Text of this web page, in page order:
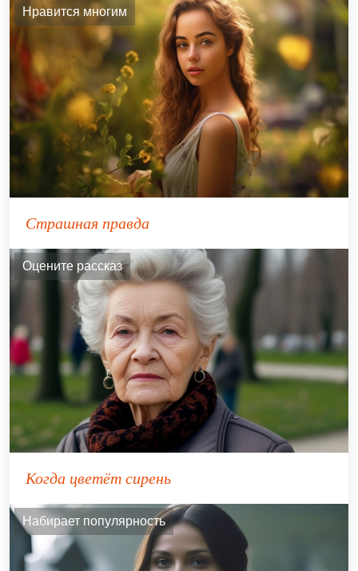
Нравится многим
Страшная правда
Оцените рассказ
Когда цветёт сирень
Набирает популярность